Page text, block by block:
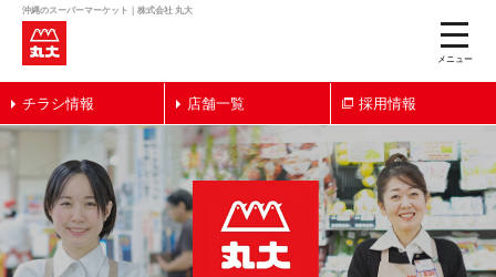
沖縄のスーパーマーケット｜株式会社 丸大
toggle
メニュー
チラシ情報 店舗一覧 採用情報